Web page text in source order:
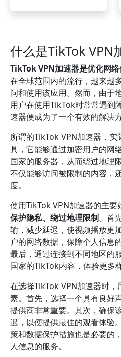
什么是TikTok VPN
TikTok VPN加速器是优化网络
在全球范围内的流行，越来越
问和使用该应用。然而，由于
用户在使用TikTok时常常遇到
速器便成为了一个有效的解决方
所谓的TikTok VPN加速器，
具，它能够通过加密用户的网
国家的服务器，从而绕过地理
不仅能够访问被限制的内容，
度。
使用TikTok VPN加速器的主要
保护隐私、绕过地理限制。首
输，减少延迟，使视频播放更
户的网络数据，保障个人信息
最后，通过连接到不同地区的
国家的TikTok内容，体验更多
在选择TikTok VPN加速器时
素。首先，选择一个具有良好
提供商非常重要。其次，确保
迟，以便提供最佳的观看体验
策和数据保护措施也是必要的
人信息的服务。